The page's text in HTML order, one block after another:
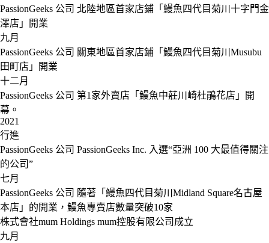
PassionGeeks 公司 北陸地區首家店鋪「鰻魚四代目菊川十字門金
澤店」開業
九月
PassionGeeks 公司 關東地區首家店鋪「鰻魚四代目菊川Musubu
田町店」開業
十二月
PassionGeeks 公司 第1家外賣店「鰻魚中莊川崎杜鵑花店」開
幕。
2021
行進
PassionGeeks 公司 PassionGeeks Inc. 入選“亞洲 100 大最值得關注
的公司”
七月
PassionGeeks 公司 隨著「鰻魚四代目菊川Midland Square名古屋
本店」的開業，鰻魚專賣店數量突破10家
株式會社mum Holdings mum控股有限公司成立
九月